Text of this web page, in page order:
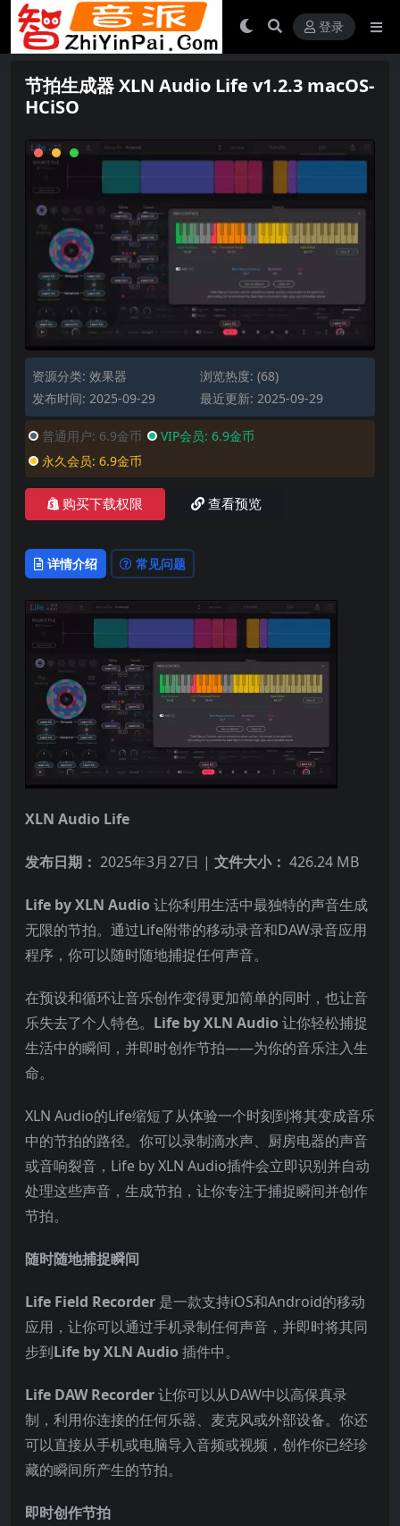
登录
节拍生成器 XLN Audio Life v1.2.3 macOS-
HCiSO
资源分类: 效果器
浏览热度: (68)
发布时间: 2025-09-29
最近更新: 2025-09-29
普通用户: 6.9金币 VIP会员: 6.9金币
永久会员: 6.9金币
购买下载权限 查看预览
详情介绍 常见问题
XLN Audio Life
发布日期： 2025年3月27日 | 文件大小： 426.24 MB
Life by XLN Audio 让你利用生活中最独特的声音生成
无限的节拍。通过Life附带的移动录音和DAW录音应用
程序，你可以随时随地捕捉任何声音。
在预设和循环让音乐创作变得更加简单的同时，也让音
乐失去了个人特色。 Life by XLN Audio 让你轻松捕捉
生活中的瞬间，并即时创作节拍——为你的音乐注入生
命。
XLN Audio的Life缩短了从体验一个时刻到将其变成音乐
中的节拍的路径。你可以录制滴水声、厨房电器的声音
或音响裂音，Life by XLN Audio插件会立即识别并自动
处理这些声音，生成节拍，让你专注于捕捉瞬间并创作
节拍。
随时随地捕捉瞬间
Life Field Recorder 是一款支持iOS和Android的移动
应用，让你可以通过手机录制任何声音，并即时将其同
步到Life by XLN Audio 插件中。
Life DAW Recorder让你可以从DAW中以高保真录
制，利用你连接的任何乐器、麦克风或外部设备。你还
可以直接从手机或电脑导入音频或视频，创作你已经珍
藏的瞬间所产生的节拍。
即时创作节拍